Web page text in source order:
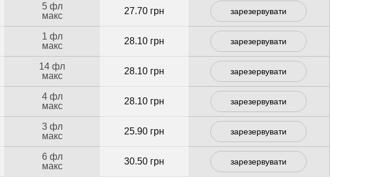
5 фл
макс
27.70 грн зарезервувати
1 фл
макс
28.10 грн зарезервувати
14 фл
макс
28.10 грн зарезервувати
4 фл
макс
28.10 грн зарезервувати
3 фл
макс
25.90 грн зарезервувати
6 фл
макс
30.50 грн зарезервувати